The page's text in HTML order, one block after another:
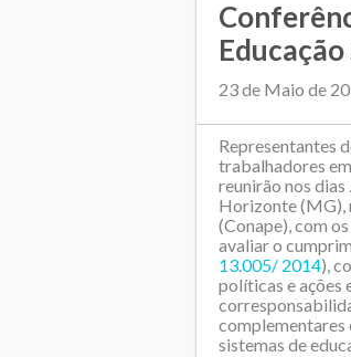
23 de Maio de
Representantes
trabalhadores
reunirão nos dias
Horizonte (MG),
(Conape), com
avaliar o
13.005/ 2014),
políticas e ações
complementares
sistemas de